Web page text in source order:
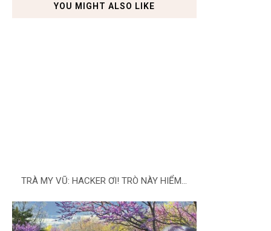
YOU MIGHT ALSO LIKE
TRÀ MY VŨ: HACKER ƠI! TRÒ NÀY HIỂM...